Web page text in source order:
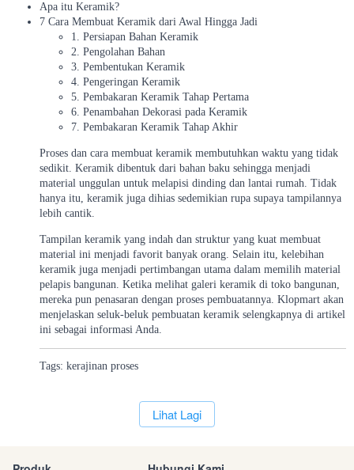
Apa itu Keramik?
7 Cara Membuat Keramik dari Awal Hingga Jadi
1. Persiapan Bahan Keramik
2. Pengolahan Bahan
3. Pembentukan Keramik
4. Pengeringan Keramik
5. Pembakaran Keramik Tahap Pertama
6. Penambahan Dekorasi pada Keramik
7. Pembakaran Keramik Tahap Akhir
Proses dan cara membuat keramik membutuhkan waktu yang tidak
sedikit. Keramik dibentuk dari bahan baku sehingga menjadi
material unggulan untuk melapisi dinding dan lantai rumah. Tidak
hanya itu, keramik juga dihias sedemikian rupa supaya tampilannya
lebih cantik.
Tampilan keramik yang indah dan struktur yang kuat membuat
material ini menjadi favorit banyak orang. Selain itu, kelebihan
keramik juga menjadi pertimbangan utama dalam memilih material
pelapis bangunan. Ketika melihat galeri keramik di toko bangunan,
mereka pun penasaran dengan proses pembuatannya. Klopmart akan
menjelaskan seluk-beluk pembuatan keramik selengkapnya di artikel
ini sebagai informasi Anda.
Tags: kerajinan proses
`Lihat Lagi